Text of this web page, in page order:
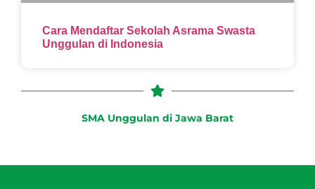
Cara Mendaftar Sekolah Asrama Swasta
Unggulan di Indonesia
SMA Unggulan di Jawa Barat